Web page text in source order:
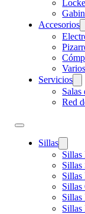
Accesorios
Varios
Servicios
Salas
Red
Sillas
Sillas
Sillas
Sillas
Sillas
Sillas
Sillas